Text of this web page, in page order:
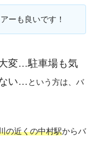
ーも良いです！
変…駐車場も気
い… という方は、バ
の近くの中村駅からバ